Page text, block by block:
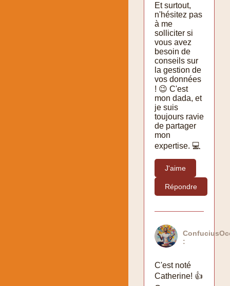
Et surtout,
n'hésitez pas
à me
solliciter si
vous avez
besoin de
conseils sur
la gestion de
vos données
! 😉 C'est
mon dada, et
je suis
toujours ravie
de partager
mon
expertise. 💻
J'aime
Répondre
:
C'est noté
Catherine! 👍